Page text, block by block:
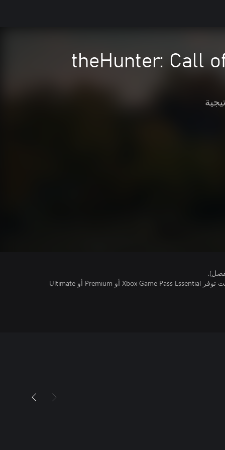
theHunter: Call
تتطلب اللعبة متعددة اللاعبين عبر الإنترنت توفر Xbox Game Pass Essential أو Premium أو Ultimate